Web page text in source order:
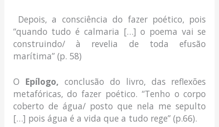
Depois, a consciência do fazer poético, pois
“quando tudo é calmaria […] o poema vai se
construindo/ à revelia de toda efusão
marítima” (p. 58)
O Epílogo, conclusão do livro, das reflexões
metafóricas, do fazer poético. “Tenho o corpo
coberto de água/ posto que nela me sepulto
[…] pois água é a vida que a tudo rege” (p.66).